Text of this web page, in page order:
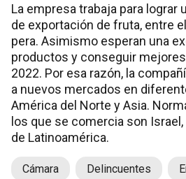
La empresa trabaja para lograr
de exportación de fruta, entre
pera. Asimismo esperan una
productos y conseguir
2022. Por esa razón, la
a nuevos mercados en
América del Norte y Asia.
los que se comercia son
de Latinoamérica.
Cámara Delincuentes